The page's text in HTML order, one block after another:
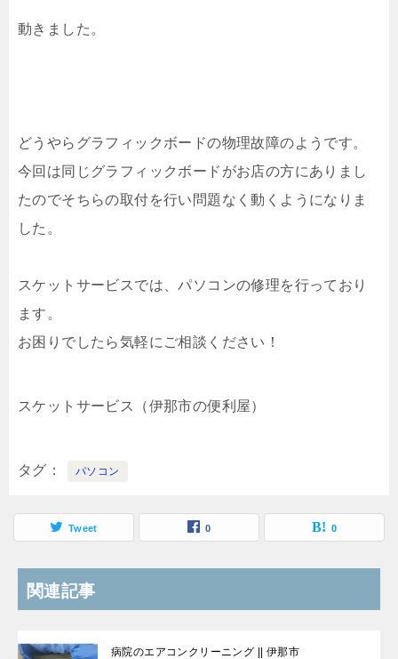
動きました。
どうやらグラフィックボードの物理故障のようです。
今回は同じグラフィックボードがお店の方にありまし
たのでそちらの取付を行い問題なく動くようになりま
した。
スケットサービスでは、パソコンの修理を行っており
ます。
お困りでしたら気軽にご相談ください！
スケットサービス（伊那市の便利屋）
タグ パソコン
Tweet 0 0
関連記事
病院のエアコンクリーニング || 伊那市